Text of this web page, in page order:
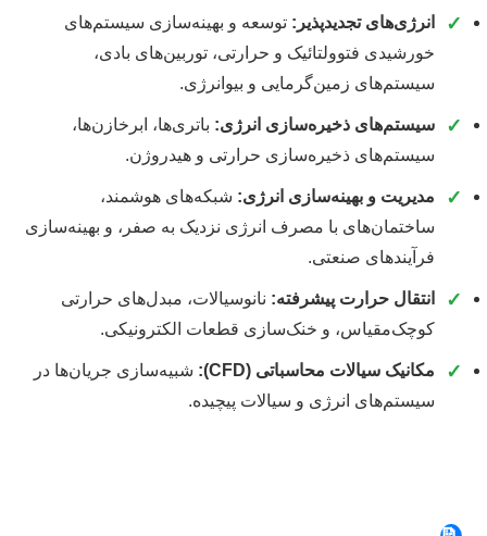
✓ انرژی‌های تجدیدپذیر: توسعه و بهینه‌سازی سیستم‌های
خورشیدی فتوولتائیک و حرارتی، توربین‌های بادی،
سیستم‌های زمین‌گرمایی و بیوانرژی.
✓ سیستم‌های ذخیره‌سازی انرژی: باتری‌ها، ابرخازن‌ها،
سیستم‌های ذخیره‌سازی حرارتی و هیدروژن.
✓ مدیریت و بهینه‌سازی انرژی: شبکه‌های هوشمند،
ساختمان‌های با مصرف انرژی نزدیک به صفر، و بهینه‌سازی
فرآیندهای صنعتی.
✓ انتقال حرارت پیشرفته: نانوسیالات، مبدل‌های حرارتی
کوچک‌مقیاس، و خنک‌سازی قطعات الکترونیکی.
✓ مکانیک سیالات محاسباتی (CFD):
شبیه‌سازی جریان‌ها در
سیستم‌های انرژی و سیالات پیچیده.